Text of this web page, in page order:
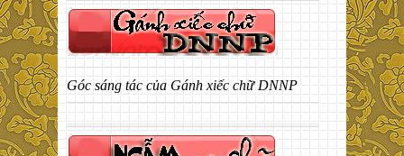
Góc sáng tác của Gánh xiếc chữ DNNP